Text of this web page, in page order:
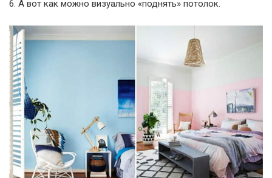
6. А вот как можно визуально «поднять» потолок.